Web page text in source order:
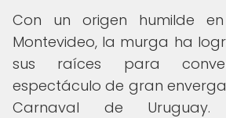
Con un origen humilde
Montevideo, la murga ha
sus raíces para
espectáculo de gran
Carnaval de Uruguay.